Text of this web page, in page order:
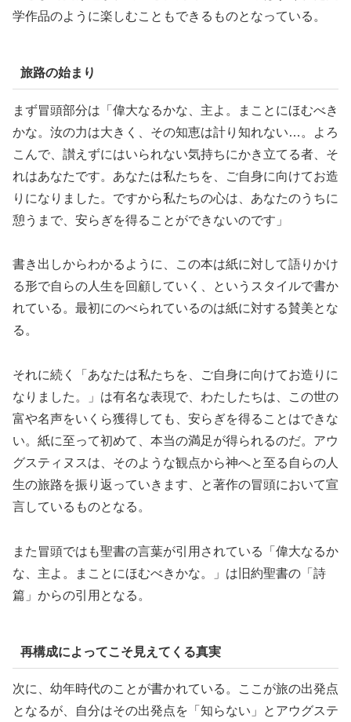
学作品のように楽しむこともできるものとなっている。
旅路の始まり
まず冒頭部分は「偉大なるかな、主よ。まことにほむべき
かな。汝の力は大きく、その知恵は計り知れない…。よろ
こんで、讃えずにはいられない気持ちにかき立てる者、そ
れはあなたです。あなたは私たちを、ご自身に向けてお造
りになりました。ですから私たちの心は、あなたのうちに
憩うまで、安らぎを得ることができないのです」
書き出しからわかるように、この本は紙に対して語りかけ
る形で自らの人生を回顧していく、というスタイルで書か
れている。最初にのべられているのは紙に対する賛美とな
る。
それに続く「あなたは私たちを、ご自身に向けてお造りに
なりました。」は有名な表現で、わたしたちは、この世の
富や名声をいくら獲得しても、安らぎを得ることはできな
い。紙に至って初めて、本当の満足が得られるのだ。アウ
グスティヌスは、そのような観点から神へと至る自らの人
生の旅路を振り返っていきます、と著作の冒頭において宣
言しているものとなる。
また冒頭ではも聖書の言葉が引用されている「偉大なるか
な、主よ。まことにほむべきかな。」は旧約聖書の「詩
篇」からの引用となる。
再構成によってこそ見えてくる真実
次に、幼年時代のことが書かれている。ここが旅の出発点
となるが、自分はその出発点を「知らない」とアウグステ